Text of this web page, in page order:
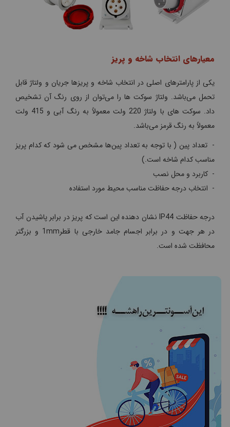
معیارهای انتخاب شاخه و پریز
یکی از پارامترهای اصلی در انتخاب شاخه و پریزها جریان و ولتاژ قابل
‌تحمل می‌باشد. ولتاژ سوکت ها را می‌توان از روی رنگ آن تشخیص
داد. سوکت های با ولتاژ 220 ولت معمولاً به رنگ آبی و 415 ولت
معمولاً به رنگ قرمز می‌باشد.
- تعداد پین ( با توجه به تعداد پین‌ها مشخص می‌ شود که کدام پریز
مناسب کدام شاخه است.)
- کاربرد و محل نصب
- انتخاب درجه حفاظت مناسب محیط مورد استفاده
درجه حفاظت IP44 نشان دهنده این است که پریز در برابر پاشیدن آب
در هر جهت و در برابر اجسام جامد خارجی با قطر1mm و بزرگتر
محافظت شده است.